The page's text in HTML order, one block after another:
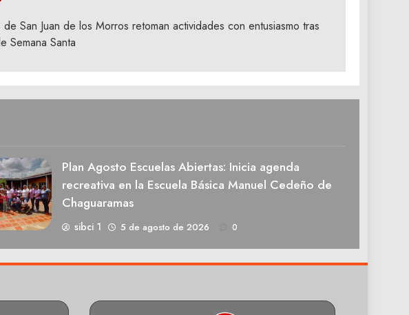
de San Juan de los Morros retoman actividades con entusiasmo tras
Semana Santa
Plan Agosto Escuelas Abiertas: Inicia agenda
recreativa en la Escuela Básica Manuel Cedeño de
Chaguaramas
sibci 1 5 de agosto de 2026 0